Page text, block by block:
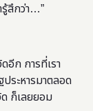
รู้สึกว่า…”
อีก การที่เรา
ระหารมาตลอด
ก็เลยยอม